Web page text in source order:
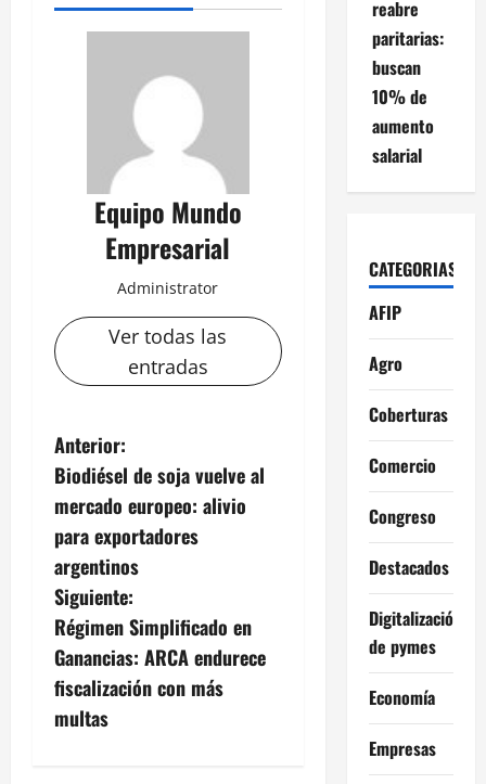
Equipo Mundo
Empresarial
Administrator
Ver todas las
entradas
N
a
v
e
g
a
c
Anterior:
Biodiésel de soja vuelve al
mercado europeo: alivio
para exportadores
argentinos
Siguiente:
Régimen Simplificado en
Ganancias: ARCA endurece
fiscalización con más
multas
reabre
paritarias:
buscan
10% de
aumento
salarial
CATEGORIAS
AFIP
Agro
Coberturas
Comercio
Congreso
Destacados
Digitalización
de pymes
Economía
Empresas